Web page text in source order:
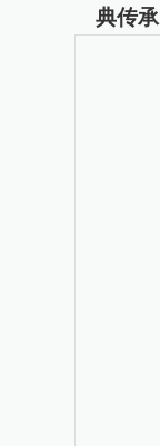
典传承